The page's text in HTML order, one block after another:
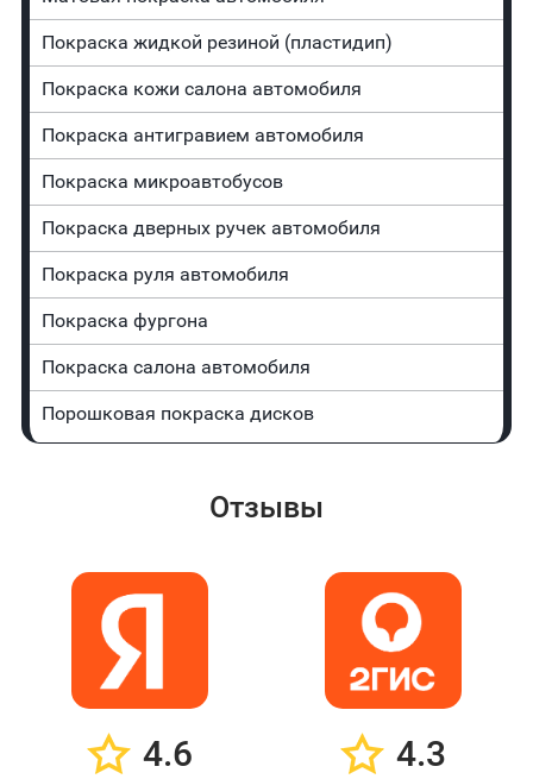
Покраска жидкой резиной (пластидип)
Покраска кожи салона автомобиля
Покраска антигравием автомобиля
Покраска микроавтобусов
Покраска дверных ручек автомобиля
Покраска руля автомобиля
Покраска фургона
Покраска салона автомобиля
Порошковая покраска дисков
Отзывы
4.6 4.3